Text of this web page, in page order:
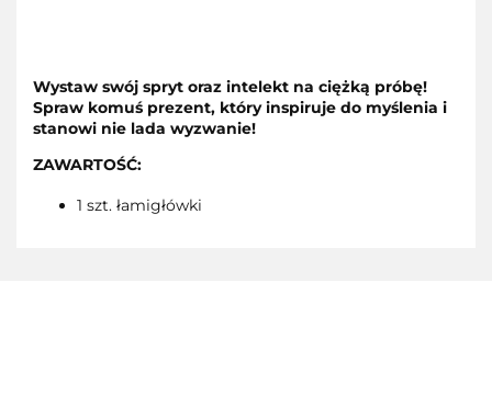
Wystaw swój spryt oraz intelekt na ciężką próbę!
Spraw komuś prezent, który inspiruje do myślenia i
stanowi nie lada wyzwanie!
ZAWARTOŚĆ:
1 szt. łamigłówki